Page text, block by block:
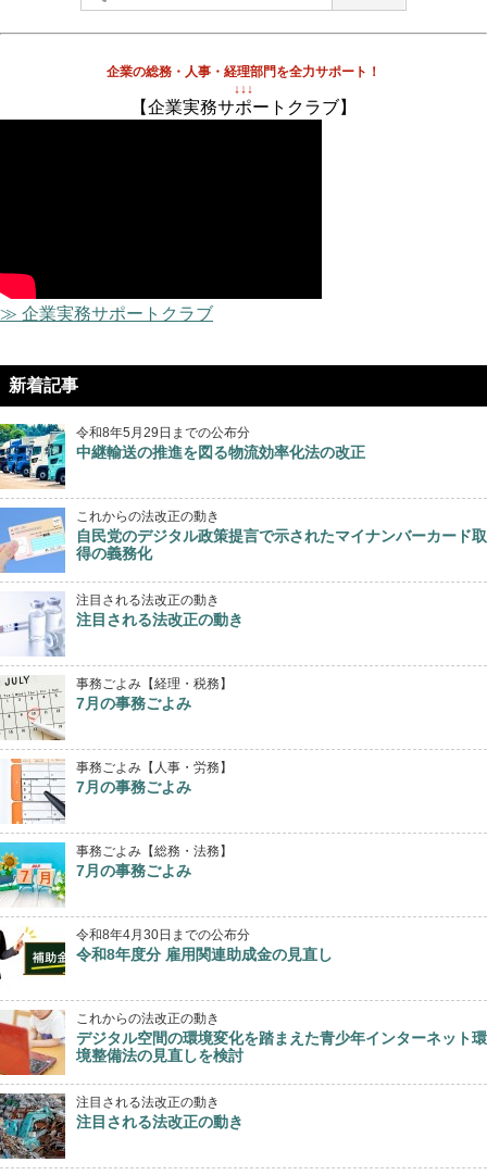
企業の総務・人事・経理部門を全力サポート！
↓↓↓
【企業実務サポートクラブ】
≫ 企業実務サポートクラブ
新着記事
令和8年5月29日までの公布分
中継輸送の推進を図る物流効率化法の改正
これからの法改正の動き
自民党のデジタル政策提言で示されたマイナンバーカード取
得の義務化
注目される法改正の動き
注目される法改正の動き
事務ごよみ【経理・税務】
7月の事務ごよみ
事務ごよみ【人事・労務】
7月の事務ごよみ
事務ごよみ【総務・法務】
7月の事務ごよみ
令和8年4月30日までの公布分
令和8年度分 雇用関連助成金の見直し
これからの法改正の動き
デジタル空間の環境変化を踏まえた青少年インターネット環
境整備法の見直しを検討
注目される法改正の動き
注目される法改正の動き